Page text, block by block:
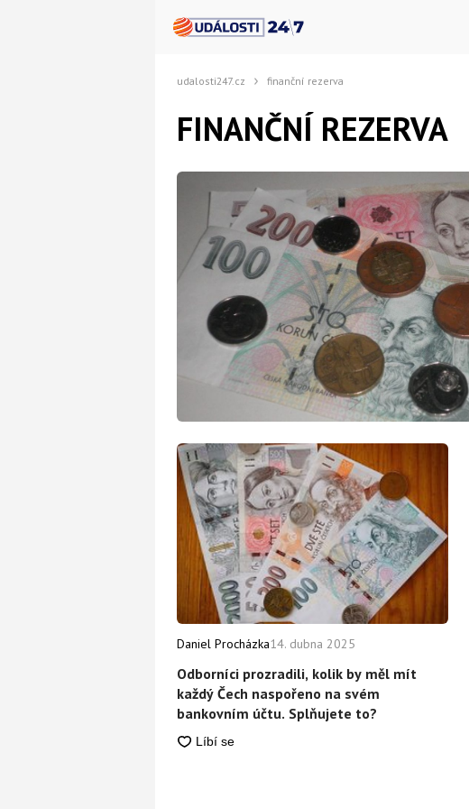
udalosti247.cz finanční rezerva
FINANČNÍ REZERVA
Odborníci prozradili, kolik by měl mít
každý Čech naspořeno na svém
bankovním účtu. Splňujete to?
Daniel Procházka14. dubna 2025